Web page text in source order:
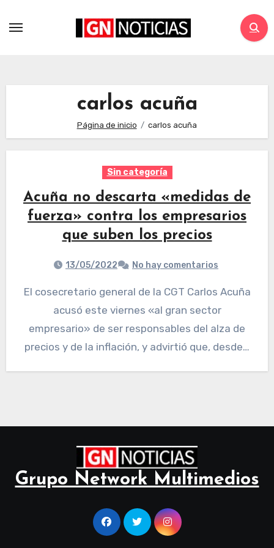
carlos acuña
Página de inicio carlos acuña
Sin categoría
Acuña no descarta «medidas de
fuerza» contra los empresarios
que suben los precios
13/05/2022 No hay comentarios
El cosecretario general de la CGT Carlos Acuña
acusó este viernes «al gran sector
empresario» de ser responsables del alza de
precios y de la inflación, y advirtió que, desde…
Grupo Network Multimedios